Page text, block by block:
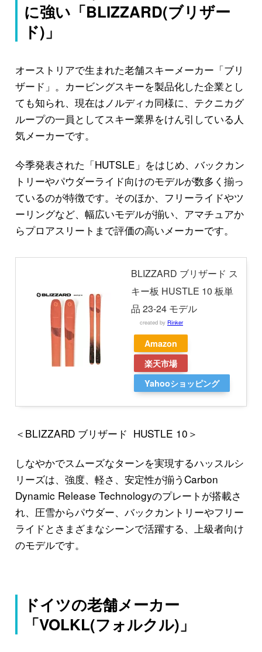
に強い「BLIZZARD(ブリザー
ド)」
オーストリアで生まれた老舗スキーメーカー「ブリ
ザード」。カービングスキーを製品化した企業とし
ても知られ、現在はノルディカ同様に、テクニカグ
ループの一員としてスキー業界をけん引している人
気メーカーです。
今季発表された「HUTSLE」をはじめ、バックカン
トリーやパウダーライド向けのモデルが数多く揃っ
ているのが特徴です。そのほか、フリーライドやツ
ーリングなど、幅広いモデルが揃い、アマチュアか
らプロアスリートまで評価の高いメーカーです。
BLIZZARD ブリザード ス
キー板 HUSTLE 10 板単
品 23-24 モデル
created by Rinker
Amazon
楽天市場
Yahooショッピング
＜BLIZZARD ブリザード HUSTLE 10＞
しなやかでスムーズなターンを実現するハッスルシ
リーズは、強度、軽さ、安定性が揃うCarbon
Dynamic Release Technologyのプレートが搭載さ
れ、圧雪からパウダー、バックカントリーやフリー
ライドとさまざまなシーンで活躍する、上級者向け
のモデルです。
ドイツの老舗メーカー
「VOLKL(フォルクル)」